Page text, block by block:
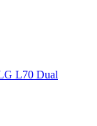
L70 Dual